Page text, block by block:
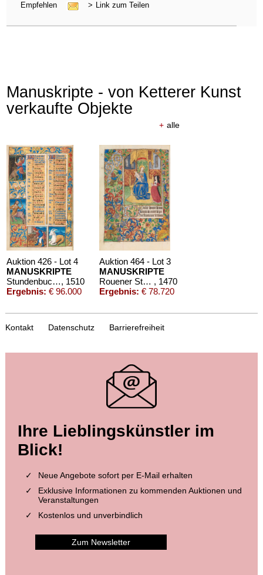
Empfehlen > Link zum Teilen
Manuskripte - von Ketterer Kunst
verkaufte Objekte
+ alle
Auktion 426 - Lot 4
MANUSKRIPTE
Stundenbuch um 1500. Manuskript auf Pergament., 1510
Ergebnis: € 96.000
Auktion 464 - Lot 3
MANUSKRIPTE
Rouener Stundenbuch , 1470
Ergebnis: € 78.720
Auktion 456 - Lot 12
MANUSKRIPTE
Stundenbuch. Paris, um 1510.
Ergebnis:€ 73.800
Auktion 604 - Lot 3
MANUSKRIPTE
Kontakt Datenschutz Barrierefreiheit
Ihre Lieblingskünstler im
Blick!
Neue Angebote sofort per E-Mail erhalten
Exklusive Informationen zu kommenden Auktionen und
Veranstaltungen
Kostenlos und unverbindlich
Zum Newsletter